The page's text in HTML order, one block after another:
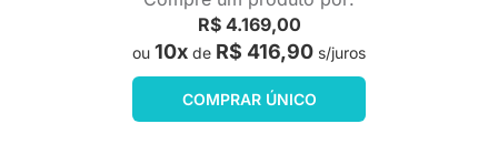
R$ 4.169,00
ou 10x de R$ 416,90 s/juros
COMPRAR ÚNICO